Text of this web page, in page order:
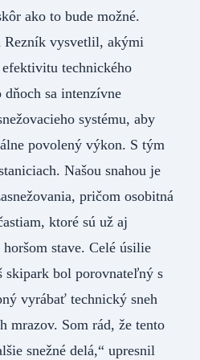
ako to bude možné.
vysvetlil, akými
technického
dňoch sa intenzívne
systému, aby
povolený výkon. S tým
Našou snahou je
pričom osobitná
ktoré sú už aj
stave. Celé úsilie
skipark bol porovnateľný s
vyrábať technický sneh
mrazov. Som rád, že tento
snežné delá,“ upresnil